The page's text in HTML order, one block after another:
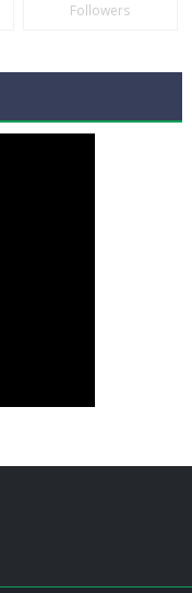
Followers